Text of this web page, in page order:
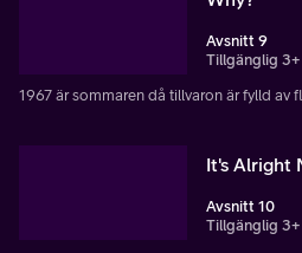
Avsnitt 9
Tillgänglig
1967 är sommaren då tillvaron är fylld av
It's Alright
Avsnitt 10
Tillgänglig